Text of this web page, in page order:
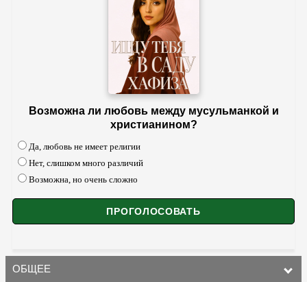
Возможна ли любовь между мусульманкой и
христианином?
Да, любовь не имеет религии
Нет, слишком много различий
Возможна, но очень сложно
ОБЩЕЕ